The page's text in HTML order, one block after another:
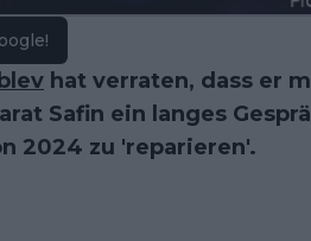
hat verraten, dass er
Safin ein langes
2024 zu 'reparieren'.